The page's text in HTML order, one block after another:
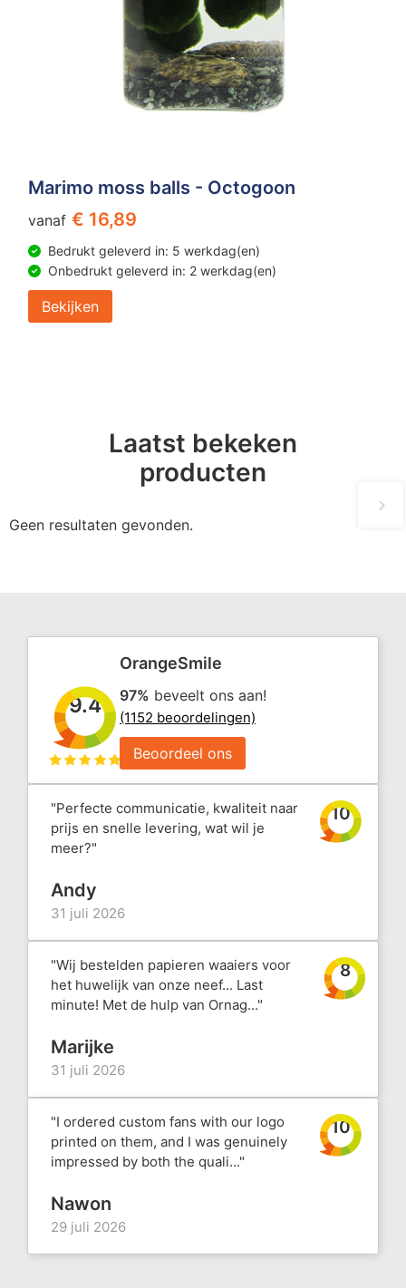
Marimo moss balls - Octogoon
vanaf € 16,89
Bedrukt geleverd in: 5 werkdag(en)
Onbedrukt geleverd in: 2 werkdag(en)
Bekijken
Laatst bekeken
producten
Geen resultaten gevonden.
9.4
OrangeSmile
97% beveelt ons aan!
(1152 beoordelingen)
Beoordeel ons
"Perfecte communicatie, kwaliteit naar
prijs en snelle levering, wat wil je
meer?"
10
Andy
31 juli 2026
"Wij bestelden papieren waaiers voor
het huwelijk van onze neef... Last
minute! Met de hulp van Ornag..."
8
Marijke
31 juli 2026
"I ordered custom fans with our logo
printed on them, and I was genuinely
impressed by both the quali..."
10
Nawon
29 juli 2026